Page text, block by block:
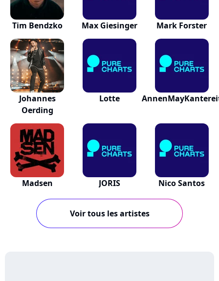
Tim Bendzko Max Giesinger Mark Forster
Johannes
Oerding
Lotte
Madsen JORIS Nico Santos
Voir tous les artistes